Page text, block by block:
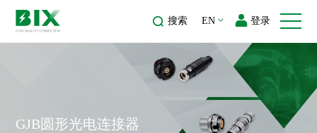
搜索 EN 登录
GJB圆形光电连接器